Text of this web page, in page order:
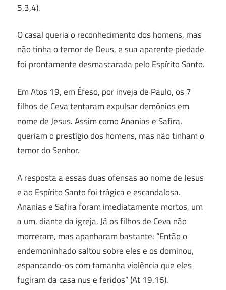
5.3,4).
O casal queria o reconhecimento dos homens, mas
não tinha o temor de Deus, e sua aparente piedade
foi prontamente desmascarada pelo Espírito Santo.
Em Atos 19, em Éfeso, por inveja de Paulo, os 7
filhos de Ceva tentaram expulsar demônios em
nome de Jesus. Assim como Ananias e Safira,
queriam o prestígio dos homens, mas não tinham o
temor do Senhor.
A resposta a essas duas ofensas ao nome de Jesus
e ao Espírito Santo foi trágica e escandalosa.
Ananias e Safira foram imediatamente mortos, um
a um, diante da igreja. Já os filhos de Ceva não
morreram, mas apanharam bastante: “Então o
endemoninhado saltou sobre eles e os dominou,
espancando-os com tamanha violência que eles
fugiram da casa nus e feridos” (At 19.16).